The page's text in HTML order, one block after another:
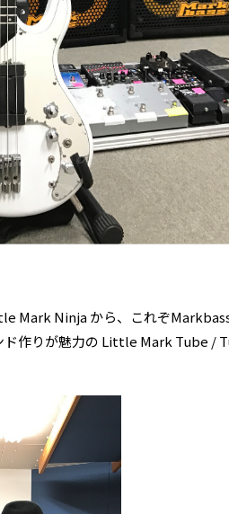
Mark Ninja から、これぞ
作りが魅力の Little Mark Tube /